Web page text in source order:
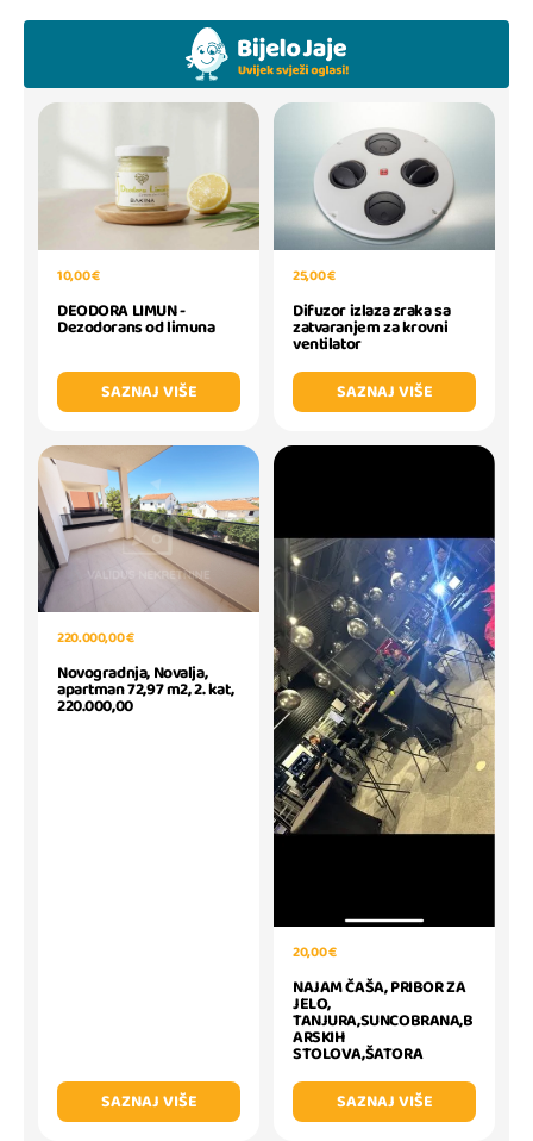
10,00 €
DEODORA LIMUN -
Dezodorans od limuna
SAZNAJ VIŠE
25,00 €
Difuzor izlaza zraka sa
zatvaranjem za krovni
ventilator
SAZNAJ VIŠE
220.000,00 €
Novogradnja, Novalja,
apartman 72,97 m2, 2. kat,
220.000,00
SAZNAJ VIŠE
20,00 €
NAJAM ČAŠA, PRIBOR ZA
JELO,
TANJURA,SUNCOBRANA,B
ARSKIH
STOLOVA,ŠATORA
SAZNAJ VIŠE